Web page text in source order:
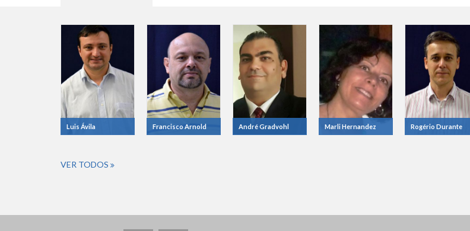
Luis Ávila Francisco Arnold André Gradvohl Marli Hernandez Rogério Durante
VER TODOS